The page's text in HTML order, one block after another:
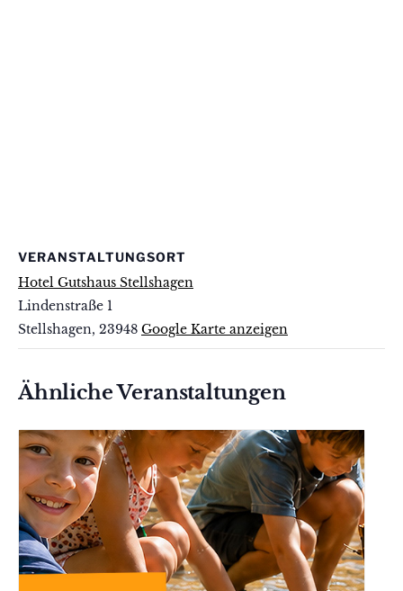
VERANSTALTUNGSORT
Hotel Gutshaus Stellshagen
Lindenstraße 1
Stellshagen, 23948 Google Karte anzeigen
Ähnliche Veranstaltungen